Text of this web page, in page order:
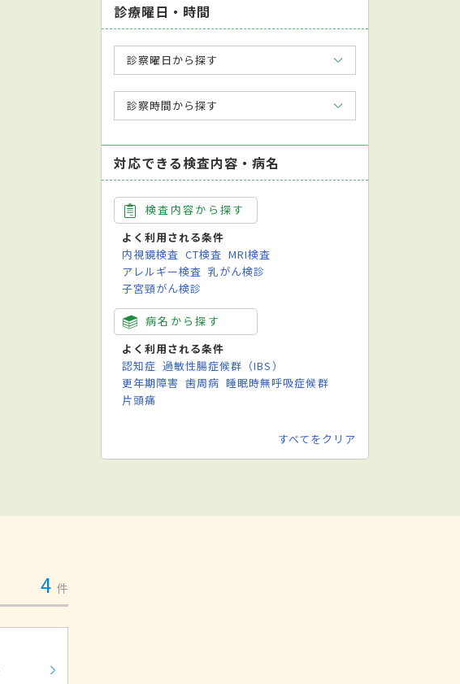
診療曜日・時間
診察曜日から探す
診察時間から探す
対応できる検査内容・病名
検査内容から探す
よく利用される条件
内視鏡検査 CT検査 MRI検査
アレルギー検査 乳がん検診
子宮頸がん検診
病名から探す
よく利用される条件
認知症 過敏性腸症候群（IBS）
更年期障害 歯周病 睡眠時無呼吸症候群
片頭痛
すべてをクリア
4 件